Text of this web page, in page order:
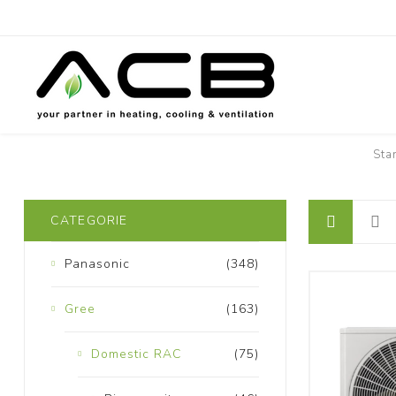
CATEGORIE
(348)
Panasonic
(163)
Gree
(75)
Domestic RAC